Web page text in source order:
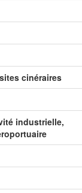
cinéraires
industrielle,